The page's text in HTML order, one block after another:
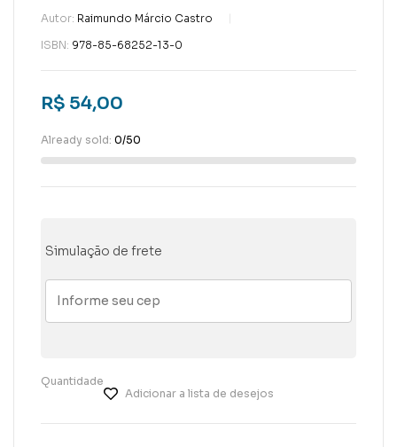
Autor: Raimundo Márcio Castro
ISBN: 978-85-68252-13-0
R$ 54,00
Already sold: 0/50
Simulação de frete
Quantidade
Adicionar a lista de desejos